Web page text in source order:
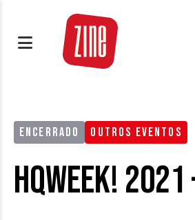
ENCERRADO OUTROS EVENTOS
HQweek!